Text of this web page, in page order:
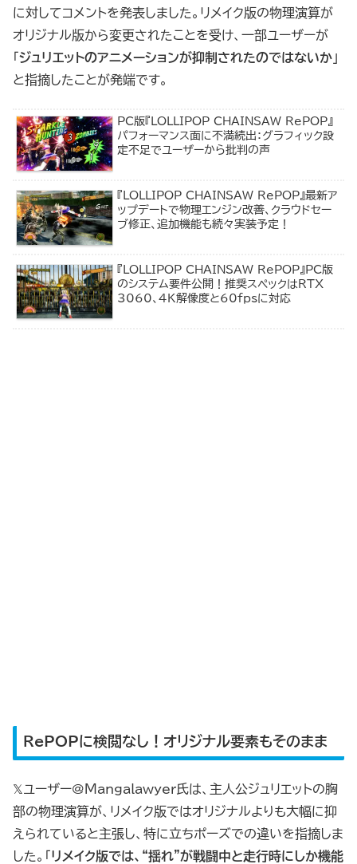
に対してコメントを発表しました。リメイク版の物理演算が
オリジナル版から変更されたことを受け、一部ユーザーが
ジュリエットのアニメーションが抑制されたのではないか 」
と指摘したことが発端です。
PC版『LOLLIPOP CHAINSAW RePOP』
パフォーマンス面に不満続出：グラフィック設
定不足でユーザーから批判の声
『LOLLIPOP CHAINSAW RePOP』最新ア
ップデートで物理エンジン改善、クラウドセー
ブ修正、追加機能も続々実装予定！
『LOLLIPOP CHAINSAW RePOP』PC版
のシステム要件公開！推奨スペックはRTX
3060、4K解像度と60fpsに対応
RePOPに検閲なし！オリジナル要素もそのまま
𝕏ユーザー@Mangalawyer氏は、主人公ジュリエットの胸
部の物理演算が、リメイク版ではオリジナルよりも大幅に抑
えられていると主張し、特に立ちポーズでの違いを指摘しま
した。「 リメイク版では、“揺れ”が戦闘中と走行時にしか機能